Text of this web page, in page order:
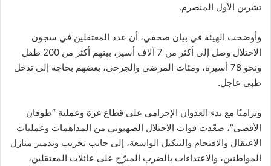
تشرين الأول المنصرم.
وأوضحت الهيئة في بيان صحفي، أن عدد المعتقلين في سجون
الاحتلال وصل إلى أكثر من 7 آلاف أسير، بينهم أكثر من 200 طفل
ونحو 78 أسيرة، ومئات المرضى والجرحى، بعضهم بحاجة إلى تدخل
طبي عاجل.
وتزامنًا مع بدء العدوان الإجرامي على قطاع غزة وعملية “طوفان
الأقصى”، صعّدت قوات الاحتلال الصهيوني من المداهمات وعمليات
الاعتقال والاقتحام والتنكيل الواسعة، إلى جانب تخريب وتدمير منازل
المواطنين، والاعتداءات بالضرب المبرّح على عائلات المعتقلين،